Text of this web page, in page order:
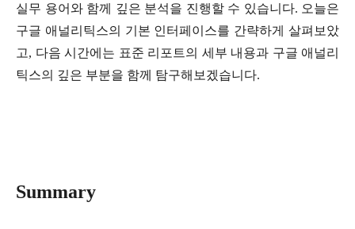
실무 용어와 함께 깊은 분석을 진행할 수 있습니다. 오늘은
구글 애널리틱스의 기본 인터페이스를 간략하게 살펴보았
고, 다음 시간에는 표준 리포트의 세부 내용과 구글 애널리
틱스의 깊은 부분을 함께 탐구해보겠습니다.
Summary